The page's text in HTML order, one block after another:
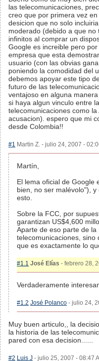
las telecomunicaciones,
creo que por primera vez
desicion que no solo
moderado (debido a que
infinitos al comprar un
Google es increible pero
empresa que esta
usuario (con las obvias
poniendo la comodidad del
debemos apoyar este tipo
futuro de las
ventajoso en alguna
si haya algun vinculo entre
telecomunicaciones como
acusacion). espero que mi
desde Colombia!!
#1 Martin Z. - julio 24, 2007 -
Martín,
El lema oficial de Google
bien, no ser malévolo"),
esto.
Sobre la FCC, por
garantizan US$4,600
Aparte de eso parte de
telecomunicaciones, sino
que es exactamente lo
#1.1 José Elías - febrero 28,
Verdaderamente
#1.2 José Polanco - julio 24,
Muy buen articulo,, la
la historia de las
pared con esa decision......
#2 Luis J - julio 25, 2007 - 08:47